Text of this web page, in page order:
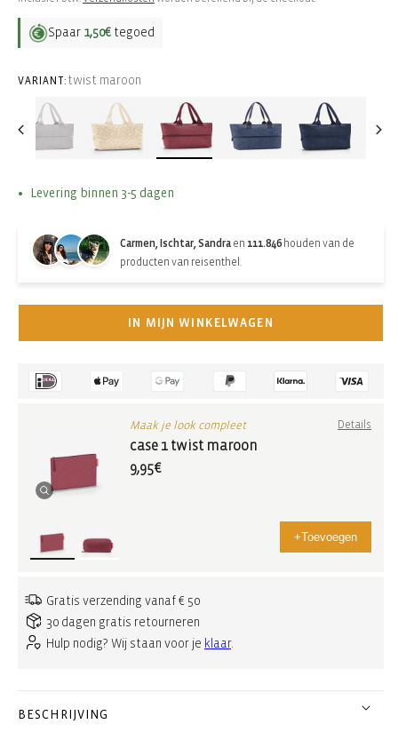
Spaar 1,50€ tegoed
VARIANT: twist maroon
Levering binnen 3-5 dagen
Carmen, Ischtar, Sandra en 111.846 houden van de
producten van reisenthel.
IN MIJN WINKELWAGEN
Maak je look compleet Details
case 1 twist maroon
9,95€
+Toevoegen
Gratis verzending vanaf € 50
30 dagen gratis retourneren
Hulp nodig? Wij staan voor je klaar.
BESCHRIJVING